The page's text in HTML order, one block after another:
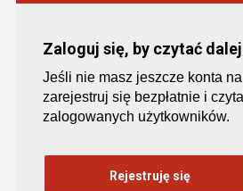
Zaloguj się, by czytać
Jeśli nie masz jeszcze konta
zarejestruj się bezpłatnie i
zalogowanych użytkowników.
Rejestruję się